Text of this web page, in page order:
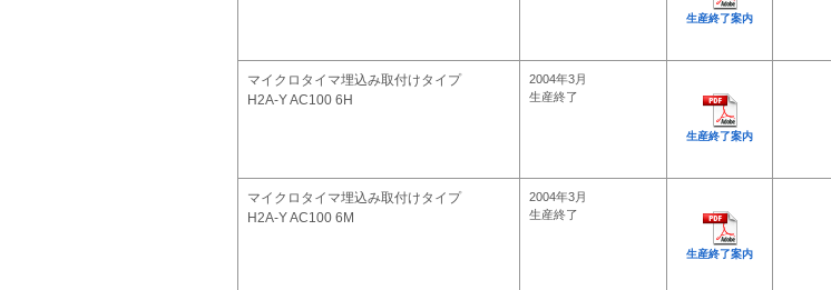
生産終了案内
マイクロタイマ埋込み取付けタイプ
H2A-Y AC100 6H
2004年3月
生産終了
生産終了案内
マイクロタイマ埋込み取付けタイプ
H2A-Y AC100 6M
2004年3月
生産終了
生産終了案内